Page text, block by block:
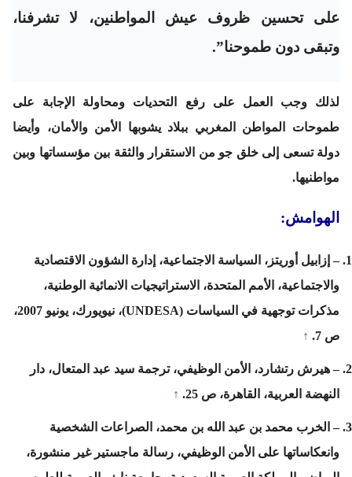
على تحسين ظروف عيش المواطنين، لا تشرفنا،
وتبقى دون طموحنا”.
لذلك وجب العمل على رفع التحديات ومحاولة الإجابة على
طموحات المواطن المغربي ببلاد يشوبها الأمن والأمان، وأيضا
دولة تسعى إلى خلق جو من الاستقرار والثقة بين مؤسساتها وبين
مواطنيها.
الهوامش:
– إزابيل أوريتز، السياسة الاجتماعية، إدارة الشؤون الاقتصادية
والاجتماعية، الأمم المتحدة، الاستراتيجيات الانمائية الوطنية،
مذكرات توجهية في السياسات (UNDESA)، نيويورك، يونيو 2007،
ص 7.
↑
– هيرش رتشارد، الأمن الوظيفي، ترجمة سيد عبد المتعال، دار
النهضة العربية، القاهرة، ص 25.
↑
– الخرب محمد بن عبد الله بن محمد، الصراعات الشخصية
وانعكاساتها على الأمن الوظيفي، رسالة ماجستير غير منشورة،